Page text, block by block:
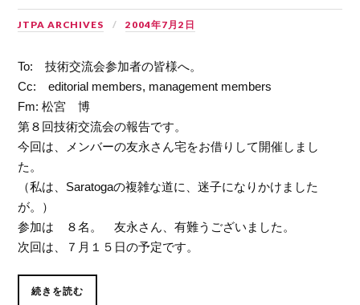
JTPA ARCHIVES 2004年7月2日
To: 技術交流会参加者の皆様へ。
Cc: editorial members, management members
Fm: 松宮 博
第８回技術交流会の報告です。
今回は、メンバーの友永さん宅をお借りして開催しまし
た。
（私は、Saratogaの複雑な道に、迷子になりかけました
が。）
参加は ８名。 友永さん、有難うございました。
次回は、７月１５日の予定です。
続きを読む